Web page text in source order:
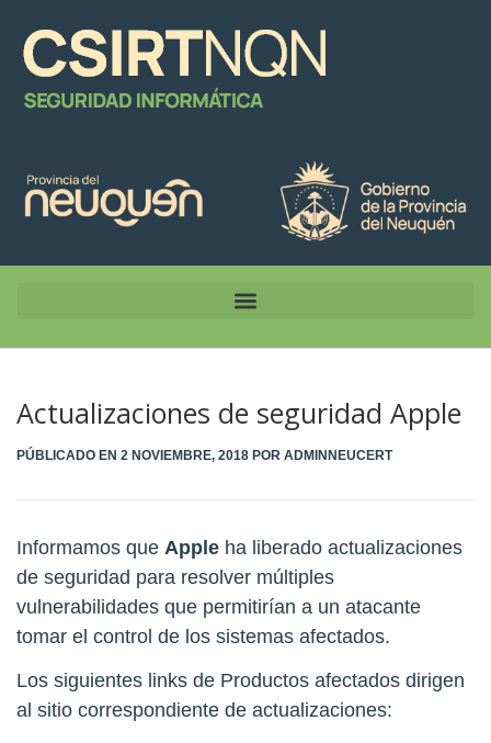
Actualizaciones de seguridad Apple
PÚBLICADO EN 2 NOVIEMBRE, 2018 POR ADMINNEUCERT
Informamos que Apple ha liberado actualizaciones
de seguridad para resolver múltiples
vulnerabilidades que permitirían a un atacante
tomar el control de los sistemas afectados.
Los siguientes links de Productos afectados dirigen
al sitio correspondiente de actualizaciones: